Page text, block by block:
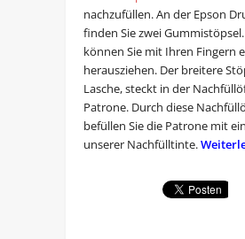
nachzufüllen. An der Epson
finden Sie zwei
können Sie mit Ihren Fingern
herausziehen. Der breitere
Lasche, steckt in der
Patrone. Durch diese
befüllen Sie die Patrone mit
unserer Nachfülltinte.